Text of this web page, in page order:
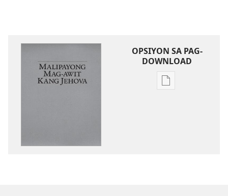
OPSIYON SA PAG-
DOWNLOAD
Opsiyon